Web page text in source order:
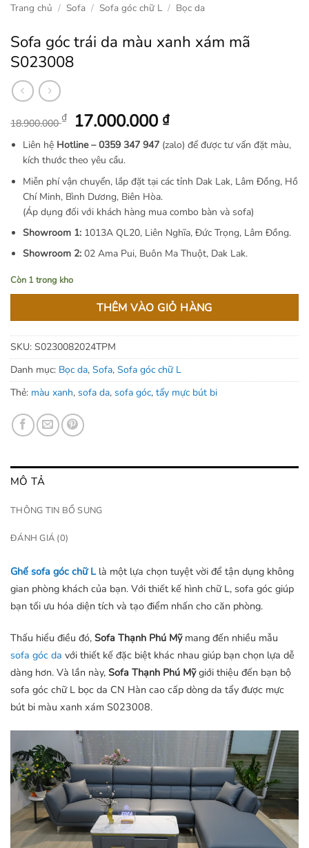
Trang chủ / Sofa / Sofa góc chữ L / Bọc da
Sofa góc trái da màu xanh xám mã
S023008
18.900.000₫ Giá
gốc
là:
18.900.000 ₫.
17.000.000 ₫Giá
hiện
tại
17.000.000 ₫.
Liên hệ Hotline – 0359 347 947 (zalo) để được tư vấn đặt màu,
kích thước theo yêu cầu.
Miễn phí vận chuyển, lắp đặt tại các tỉnh Dak Lak, Lâm Đồng, Hồ
Chí Minh, Bình Dương, Biên Hòa.
(Áp dụng đối với khách hàng mua combo bàn và sofa)
Showroom 1: 1013A QL20, Liên Nghĩa, Đức Trọng, Lâm Đồng.
Showroom 2: 02 Ama Pui, Buôn Ma Thuột, Dak Lak.
Còn 1 trong kho
THÊM VÀO GIỎ HÀNG
SKU: S0230082024TPM
Danh mục: Bọc da, Sofa, Sofa góc chữ L
Thẻ: màu xanh, sofa da, sofa góc, tẩy mực bút bi
MÔ TẢ
THÔNG TIN BỔ SUNG
ĐÁNH GIÁ (0)
Ghế sofa góc chữ Llà một lựa chọn tuyệt vời để tận dụng không
gian phòng khách của bạn. Với thiết kế hình chữ L, sofa góc giúp
bạn tối ưu hóa diện tích và tạo điểm nhấn cho căn phòng.
Thấu hiểu điều đó, Sofa Thạnh Phú Mỹmang đến nhiều mẫu
sofa góc da với thiết kế đặc biệt khác nhau giúp bạn chọn lựa dễ
dàng hơn. Và lần này, Sofa Thạnh Phú Mỹgiới thiệu đến bạn bộ
sofa góc chữ L bọc da CN Hàn cao cấp dòng da tẩy được mực
bút bi màu xanh xám S023008.